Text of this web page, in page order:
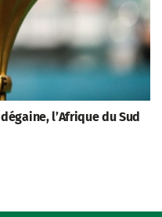
l’Afrique du Sud